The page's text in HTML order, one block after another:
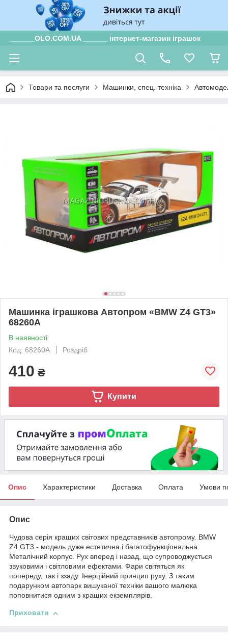
______OLO.COM.UA ______ інтернет-магазин іграшок
Товари та послуги Машинки, спец. техніка
Машинка іграшкова Автопром «BMW Z4 GT3»
68260A
В наявності
Код: 68260А
Роздріб
410 ₴
Купити
Опис Характеристики Доставка Оплата Умови
Опис
Чудова серія кращих світових представників автопрому. BMW
Z4 GT3 - модель дуже естетична і багатофункціональна.
Металічний корпус. Рух вперед і назад, що супроводжується
звуковими і світловими ефектами. Фари світяться як
попереду, так і ззаду. Інерційний принцип руху. З таким
подарунком автопарк вишуканої техніки вашого малюка
поповнитися одним з кращих екземплярів.
Приховати